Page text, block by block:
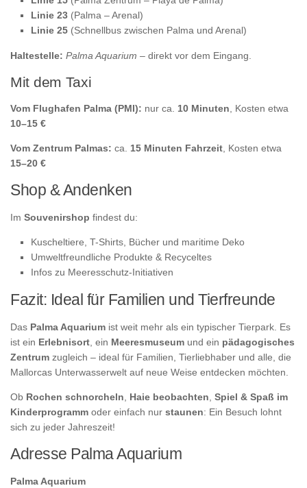
Linie 23 (Palma – Arenal)
Linie 25 (Schnellbus zwischen Palma und Arenal)
Haltestelle: Palma Aquarium – direkt vor dem Eingang.
Mit dem Taxi
Vom Flughafen Palma (PMI): nur ca. 10 Minuten , Kosten etwa
10–15 €
Vom Zentrum Palmas: ca. 15 Minuten Fahrzeit , Kosten etwa
15–20 €
Shop & Andenken
Im Souvenirshop findest du:
Kuscheltiere, T-Shirts, Bücher und maritime Deko
Umweltfreundliche Produkte & Recyceltes
Infos zu Meeresschutz-Initiativen
Fazit: Ideal für Familien und Tierfreunde
Das Palma Aquarium ist weit mehr als ein typischer Tierpark. Es
ist ein Erlebnisort , ein Meeresmuseum und ein pädagogisches
Zentrum zugleich – ideal für Familien, Tierliebhaber und alle, die
Mallorcas Unterwasserwelt auf neue Weise entdecken möchten.
Ob Rochen schnorcheln Haie beobachten Spiel & Spaß im
Kinderprogramm oder einfach nur staunen: Ein Besuch lohnt
sich zu jeder Jahreszeit!
Adresse Palma Aquarium
Palma Aquarium